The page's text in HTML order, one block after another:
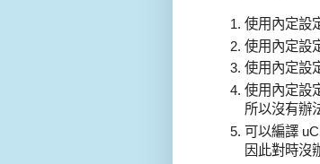
使用內定設
使用內定設
使用內定設
使用內定設
所以沒有辦
可以編譯
因此對時沒